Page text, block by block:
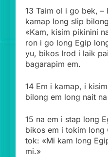
13 Taim ol i go bek, –
kamap long slip
«Kam, kisim pikinini
ron i go long Egip
yu, bikos Irod i laik
bagarapim em.
14 Em i kamap, i
bilong em long nait
15 na em i stap long
bikos em i tokim long
tok: «Mi kam long
mi.»